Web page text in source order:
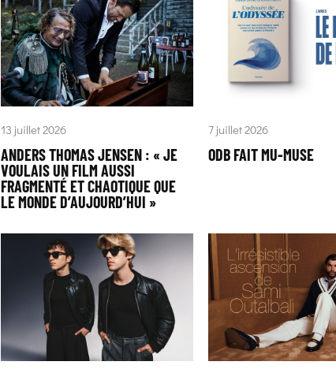
13 juillet 2026
ANDERS THOMAS JENSEN : « JE
VOULAIS UN FILM AUSSI
FRAGMENTÉ ET CHAOTIQUE QUE
LE MONDE D’AUJOURD’HUI »
7 juillet 2026
ODB FAIT MU-MUSE